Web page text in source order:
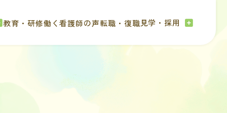
教育・研修働く看護師の声転職・復職見学・採用